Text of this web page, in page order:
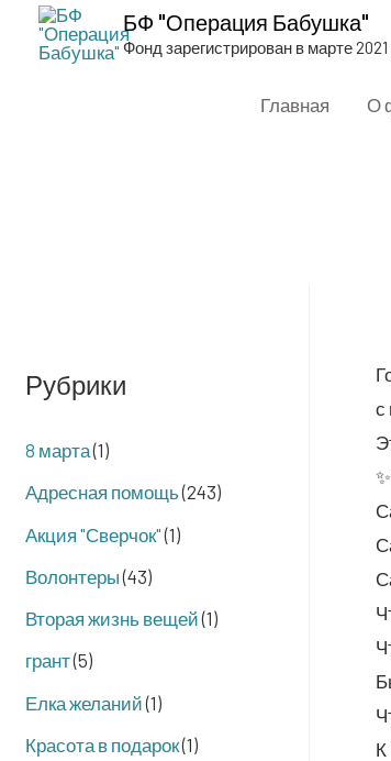
БФ "Операция Бабушка"
Фонд зарегистрирован в марте 2021
Главная О
Рубрики
8 марта(1)
Адресная помощь(243)
Акция "Сверчок"(1)
Волонтеры(43)
Вторая жизнь вещей(1)
грант(5)
Елка желаний(1)
Красота в подарок(1)
с
К